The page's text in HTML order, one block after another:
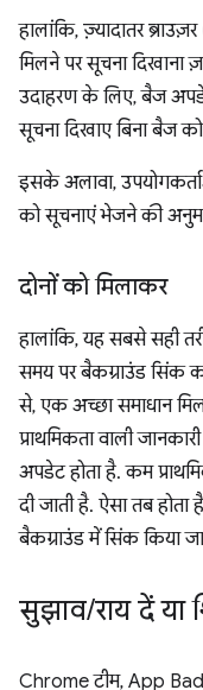
हालांकि, ज़्यादातर
मिलने पर सूचना दिखाना
उदाहरण के लिए, बैज
सूचना दिखाए बिना बैज
इसके अलावा,
को सूचनाएं भेजने की
दोनों को मिलाकर
हालांकि, यह सबसे सही
समय पर बैकग्राउंड सिंक
से, एक अच्छा समाधान
प्राथमिकता वाली
अपडेट होता है. कम
दी जाती है. ऐसा तब
बैकग्राउंड में सिंक किया जा
सुझाव/राय दें
Chrome टीम, App